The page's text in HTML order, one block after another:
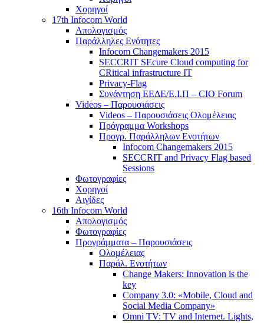
Χορηγοί
17th Infocom World
Απολογισμός
Παράλληλες Ενότητες
Infocom Changemakers 2015
SECCRIT SEcure Cloud computing for
CRitical infrastructure IT
Privacy-Flag
Συνάντηση ΕΕΔΕ/Ε.Ι.Π – CIO Forum
Videos – Παρουσιάσεις
Videos – Παρουσιάσεις Ολομέλειας
Πρόγραμμα Workshops
Προγρ. Παράλληλων Ενοτήτων
Infocom Changemakers 2015
SECCRIT and Privacy Flag based
Sessions
Φωτογραφίες
Χορηγοί
Αιγίδες
16th Infocom World
Απολογισμός
Φωτογραφίες
Προγράμματα – Παρουσιάσεις
Ολομέλειας
Παράλ. Ενοτήτων
Change Makers: Innovation is the
key
Company 3.0: «Mobile, Cloud and
Social Media Company»
Omni TV: TV and Internet. Lights,